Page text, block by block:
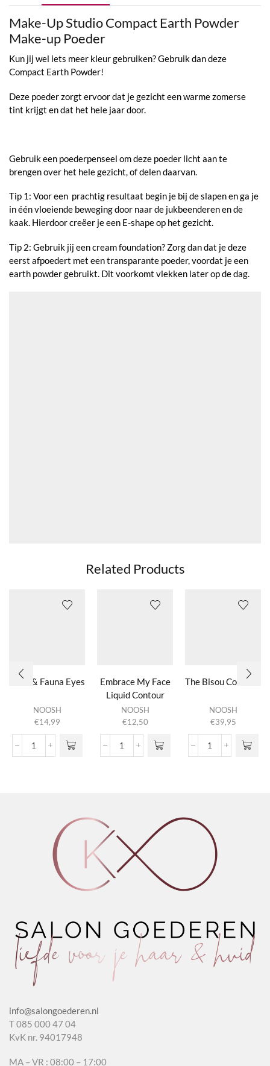
Make-Up Studio Compact Earth Powder
Make-up Poeder
Kun jij wel iets meer kleur gebruiken? Gebruik dan deze
Compact Earth Powder!
Deze poeder zorgt ervoor dat je gezicht een warme zomerse
tint krijgt en dat het hele jaar door.
Gebruik een poederpenseel om deze poeder licht aan te
brengen over het hele gezicht, of delen daarvan.
Tip 1: Voor een prachtig resultaat begin je bij de slapen en ga je
in één vloeiende beweging door naar de jukbeenderen en de
kaak. Hierdoor creëer je een E-shape op het gezicht.
Tip 2: Gebruik jij een cream foundation? Zorg dan dat je deze
eerst afpoedert met een transparante poeder, voordat je een
earth powder gebruikt. Dit voorkomt vlekken later op de dag.
Related Products
Flora & Fauna Eyeshadow Set
NOOSH
€14,99
Flora & Fauna Eyeshadow Set
Embrace My Face
Liquid Contour
NOOSH
€12,50
Embrace
The Bisou Collection
NOOSH
€39,95
The Bisou
info@salongoederen.nl
T 085 000 47 04
KvK nr. 94017948
MA – VR : 08:00 – 17:00